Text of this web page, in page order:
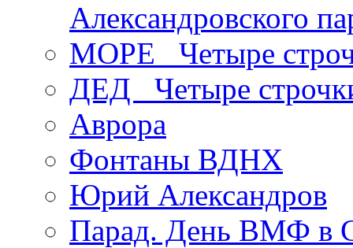
Александровского
МОРЕ _Четыре
ДЕД _Четыре
Аврора
Фонтаны ВДНХ
Юрий Александров
Парад. День ВМФ в